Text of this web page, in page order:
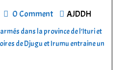
0 Comment AJDDH
dans la province de l’Ituri et
de Djugu et Irumu entraine un